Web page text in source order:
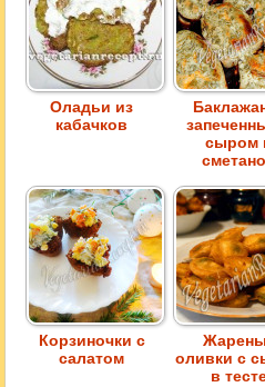
Оладьи из
кабачков
сыром
Корзиночки с
салатом
оливки с
в